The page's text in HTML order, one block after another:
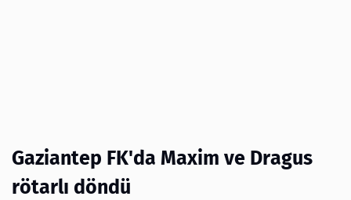
Gaziantep FK'da Maxim ve Dragus
rötarlı döndü